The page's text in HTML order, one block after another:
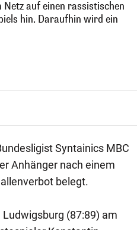
auf einen rassistischen
hin. Daraufhin wird ein
Syntainics MBC
Anhänger nach einem
belegt.
(87:89) am